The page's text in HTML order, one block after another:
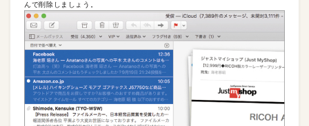
んで削除しましょう。